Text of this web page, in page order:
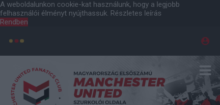
A weboldalunkon cookie-kat használunk, hogy a legjobb
felhasználói élményt nyújthassuk. Részletes leírás
Rendben